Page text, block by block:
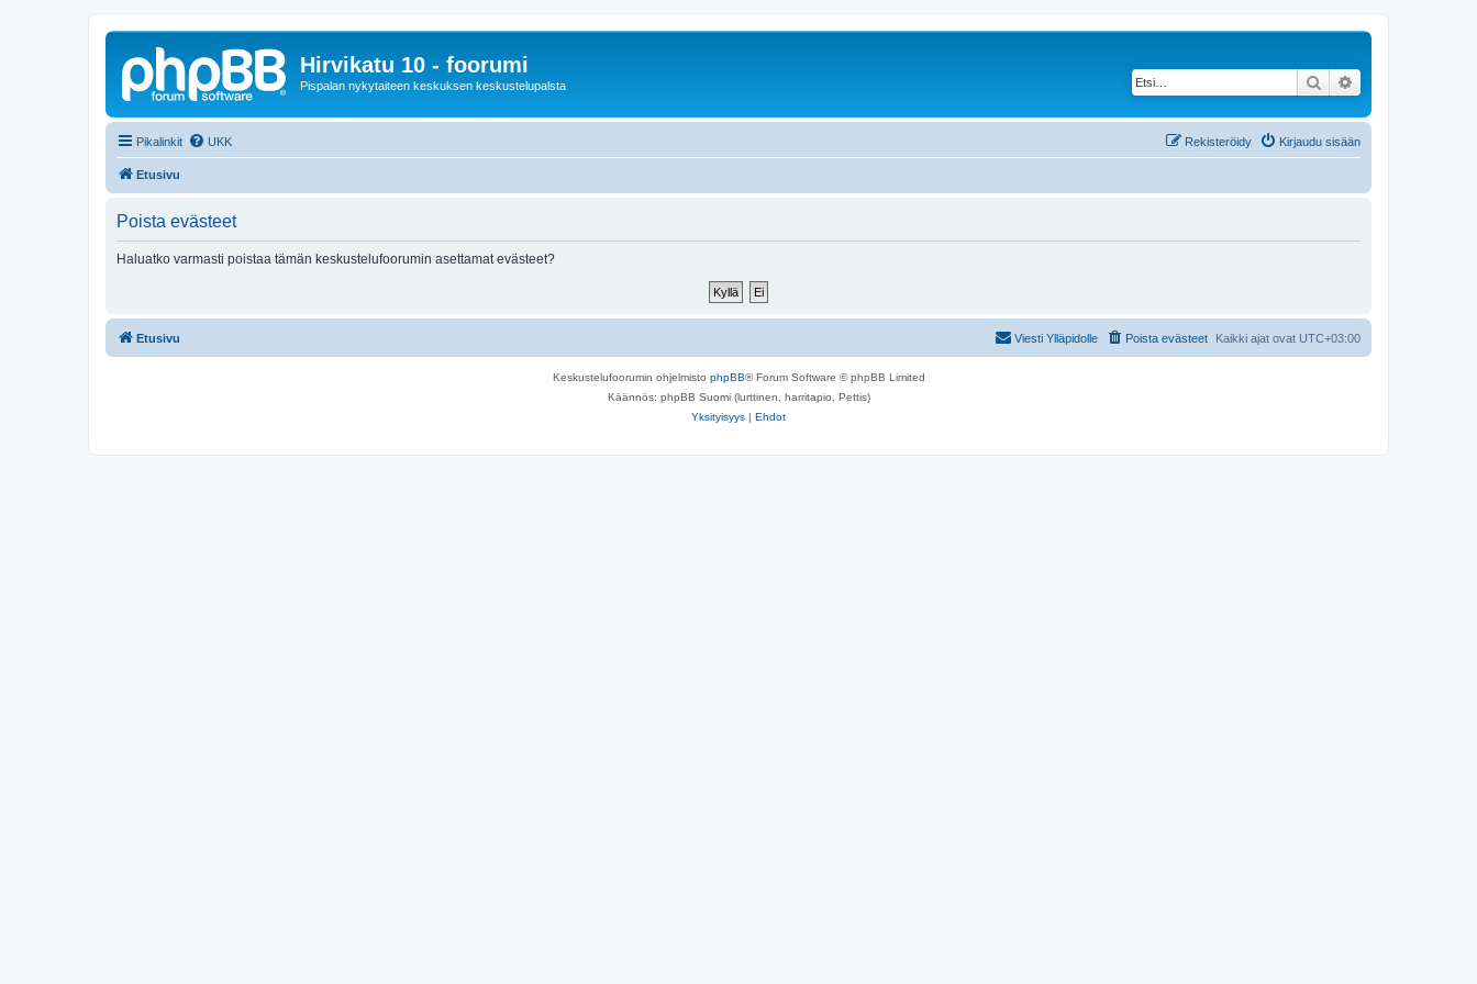
Hirvikatu 10 - foorumi
Pispalan nykytaiteen keskuksen keskustelupalsta Etsi
Pikalinkit UKK Kirjaudu sisään
Rekisteröidy
Etusivu
Poista evästeet
Haluatko varmasti poistaa tämän keskustelufoorumin asettamat evästeet?
Etusivu Kaikki ajat ovat UTC+03:00
Poista evästeet
Viesti Ylläpidolle
Keskustelufoorumin ohjelmisto phpBB® Forum Software © phpBB Limited
Käännös: phpBB Suomi (lurttinen, harritapio, Pettis)
Yksityisyys | Ehdot